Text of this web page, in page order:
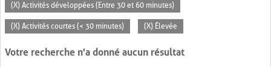
(X) Activités développées (Entre 30 et 60 minutes)
(X) Activités courtes (< 30 minutes) (X) Élevée
Votre recherche n'a donné aucun résultat